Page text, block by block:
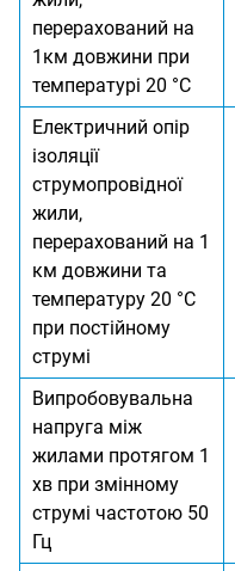
перерахований на
1км довжини при
температурі 20 °С
Електричний опір
ізоляції
струмопровідної
жили,
перерахований на 1
км довжини та
температуру 20 °С
при постійному
струмі
Випробовувальна
напруга між
жилами протягом 1
хв при змінному
струмі частотою 50
Гц